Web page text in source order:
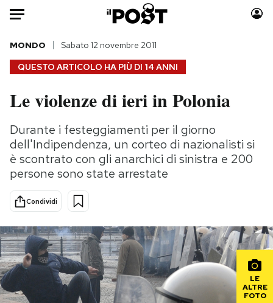
Auto
HOME
Italia
Politica
Tecnologia
Internet
Scienza
Cultura
Economia
Sport
Moda
Consumismi
Storie/Idee
Ok Boomer!
Altrecose
Mondiali calcio 2026
PODCAST
QUESTO ARTICOLO HA PIÙ DI 14 ANNI
MONDO Sabato 12 novembre 2011
Le violenze di ieri in Polonia
Durante i festeggiamenti per il giorno
dell'Indipendenza, un corteo di nazionalisti si
è scontrato con gli anarchici di sinistra e 200
persone sono state arrestate
Condividi
LE
ALTRE
FOTO